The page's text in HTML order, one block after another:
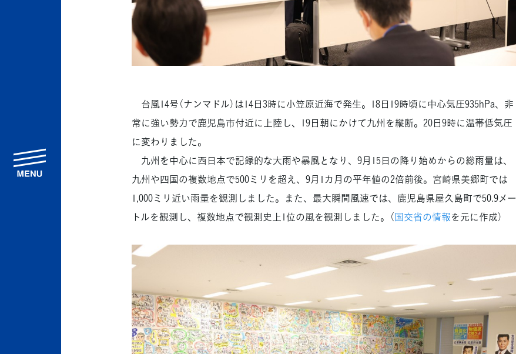
台風14号（ナンマドル）は14日3時に小笠原近海で発生。18日19時頃に中心気圧935hPa、非
常に強い勢力で鹿児島市付近に上陸し、19日朝にかけて九州を縦断。20日9時に温帯低気圧
に変わりました。
九州を中心に西日本で記録的な大雨や暴風となり、9月15日の降り始めからの総雨量は、
九州や四国の複数地点で500ミリを超え、9月1カ月の平年値の2倍前後。宮崎県美郷町では
1,000ミリ近い雨量を観測しました。また、最大瞬間風速では、鹿児島県屋久島町で50.9メー
トルを観測し、複数地点で観測史上1位の風を観測しました。（国交省の情報を元に作成）